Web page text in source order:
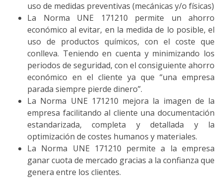
uso de medidas preventivas (mecánicas y/o físicas)
La Norma UNE 171210 permite un ahorro
económico al evitar, en la medida de lo posible, el
uso de productos químicos, con el coste que
conlleva. Teniendo en cuenta y minimizando los
periodos de seguridad, con el consiguiente ahorro
económico en el cliente ya que “una empresa
parada siempre pierde dinero”.
La Norma UNE 171210 mejora la imagen de la
empresa facilitando al cliente una documentación
estandarizada, completa y detallada y la
optimización de costes humanos y materiales.
La Norma UNE 171210 permite a la empresa
ganar cuota de mercado gracias a la confianza que
genera entre los clientes.